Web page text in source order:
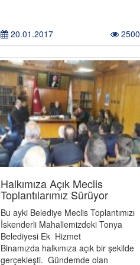
20.01.2017 2500
Halkımıza Açık Meclis
Toplantılarımız Sürüyor
Bu ayki Belediye Meclis Toplantımızı
İskenderli Mahallemizdeki Tonya
Belediyesi Ek Hizmet
Binamızda halkımıza açık bir şekilde
gerçekleşti. Gündemde olan